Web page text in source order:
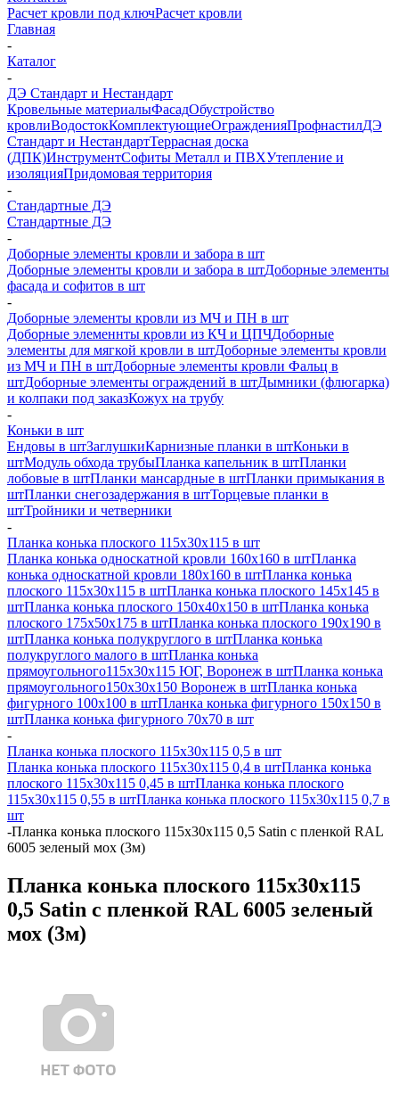
Расчет кровли под ключРасчет кровли
Главная
-
Каталог
-
ДЭ Стандарт и Нестандарт
Кровельные материалыФасадОбустройство
кровлиВодостокКомплектующиеОгражденияПрофнастилДЭ
Стандарт и НестандартТеррасная доска
(ДПК)ИнструментСофиты Металл и ПВХУтепление и
изоляцияПридомовая территория
-
Стандартные ДЭ
Стандартные ДЭ
-
Доборные элементы кровли и забора в шт
Доборные элементы кровли и забора в штДоборные элементы
фасада и софитов в шт
-
Доборные элементы кровли из МЧ и ПН в шт
Доборные элеменнты кровли из КЧ и ЦПЧДоборные
элементы для мягкой кровли в штДоборные элементы кровли
из МЧ и ПН в штДоборные элементы кровли Фальц в
штДоборные элементы ограждений в штДымники (флюгарка)
и колпаки под заказКожух на трубу
-
Коньки в шт
Ендовы в штЗаглушкиКарнизные планки в штКоньки в
штМодуль обхода трубыПланка капельник в штПланки
лобовые в штПланки мансардные в штПланки примыкания в
штПланки снегозадержания в штТорцевые планки в
штТройники и четверники
-
Планка конька плоского 115х30х115 в шт
Планка конька односкатной кровли 160х160 в штПланка
конька односкатной кровли 180х160 в штПланка конька
плоского 115х30х115 в штПланка конька плоского 145х145 в
штПланка конька плоского 150х40х150 в штПланка конька
плоского 175х50х175 в штПланка конька плоского 190х190 в
штПланка конька полукруглого в штПланка конька
полукруглого малого в штПланка конька
прямоугольного115х30х115 ЮГ, Воронеж в штПланка конька
прямоугольного150х30х150 Воронеж в штПланка конька
фигурного 100x100 в штПланка конька фигурного 150x150 в
штПланка конька фигурного 70x70 в шт
-
Планка конька плоского 115х30х115 0,5 в шт
Планка конька плоского 115х30х115 0,4 в штПланка конька
плоского 115х30х115 0,45 в штПланка конька плоского
115х30х115 0,55 в штПланка конька плоского 115х30х115 0,7 в
шт
-Планка конька плоского 115х30х115 0,5 Satin с пленкой RAL
6005 зеленый мох (3м)
Планка конька плоского 115х30х115
0,5 Satin с пленкой RAL 6005 зеленый
мох (3м)